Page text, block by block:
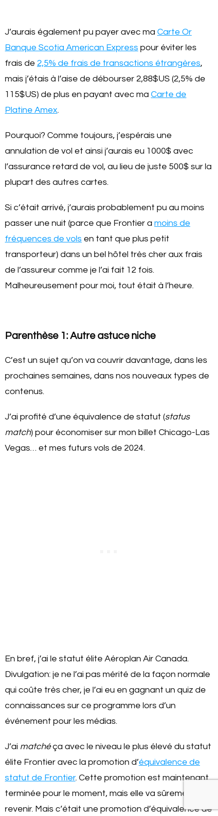
J’aurais également pu payer avec ma Carte Or
Banque Scotia American Express pour éviter les
frais de 2,5% de frais de transactions étrangères,
mais j’étais à l’aise de débourser 2,88$US (2,5% de
115$US) de plus en payant avec ma Carte de
Platine Amex.
Pourquoi? Comme toujours, j’espérais une
annulation de vol et ainsi j’aurais eu 1000$ avec
l’assurance retard de vol, au lieu de juste 500$ sur la
plupart des autres cartes.
Si c’était arrivé, j’aurais probablement pu au moins
passer une nuit (parce que Frontier a moins de
fréquences de vols en tant que plus petit
transporteur) dans un bel hôtel très cher aux frais
de l’assureur comme je l’ai fait 12 fois.
Malheureusement pour moi, tout était à l’heure.
Parenthèse 1: Autre astuce niche
C’est un sujet qu’on va couvrir davantage, dans les
prochaines semaines, dans nos nouveaux types de
contenus.
J’ai profité d’une équivalence de statut (status
match) pour économiser sur mon billet Chicago-Las
Vegas… et mes futurs vols de 2024.
En bref, j’ai le statut élite Aéroplan Air Canada.
Divulgation: je ne l’ai pas mérité de la façon normale
qui coûte très cher, je l’ai eu en gagnant un quiz de
connaissances sur ce programme lors d’un
événement pour les médias.
J’ai matchéça avec le niveau le plus élevé du statut
élite Frontier avec la promotion d’équivalence de
statut de Frontier. Cette promotion est maintenant
terminée pour le moment, mais elle va sûrement
revenir. Mais c’était une promotion d’équivalence de